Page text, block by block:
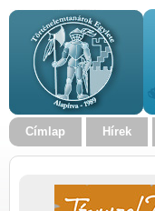
Címlap Hírek